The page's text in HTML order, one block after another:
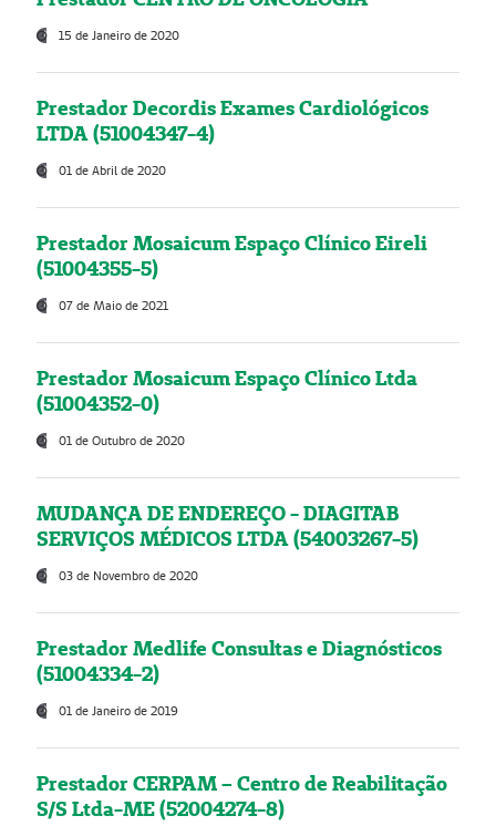
15 de Janeiro de 2020
Prestador Decordis Exames Cardiológicos
LTDA (51004347-4)
01 de Abril de 2020
Prestador Mosaicum Espaço Clínico Eireli
(51004355-5)
07 de Maio de 2021
Prestador Mosaicum Espaço Clínico Ltda
(51004352-0)
01 de Outubro de 2020
MUDANÇA DE ENDEREÇO - DIAGITAB
SERVIÇOS MÉDICOS LTDA (54003267-5)
03 de Novembro de 2020
Prestador Medlife Consultas e Diagnósticos
(51004334-2)
01 de Janeiro de 2019
Prestador CERPAM – Centro de Reabilitação
S/S Ltda-ME (52004274-8)